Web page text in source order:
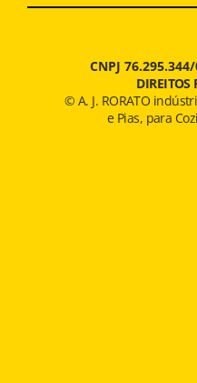
CNPJ
DIREITOS
© A. J. RORATO
e Pias, para